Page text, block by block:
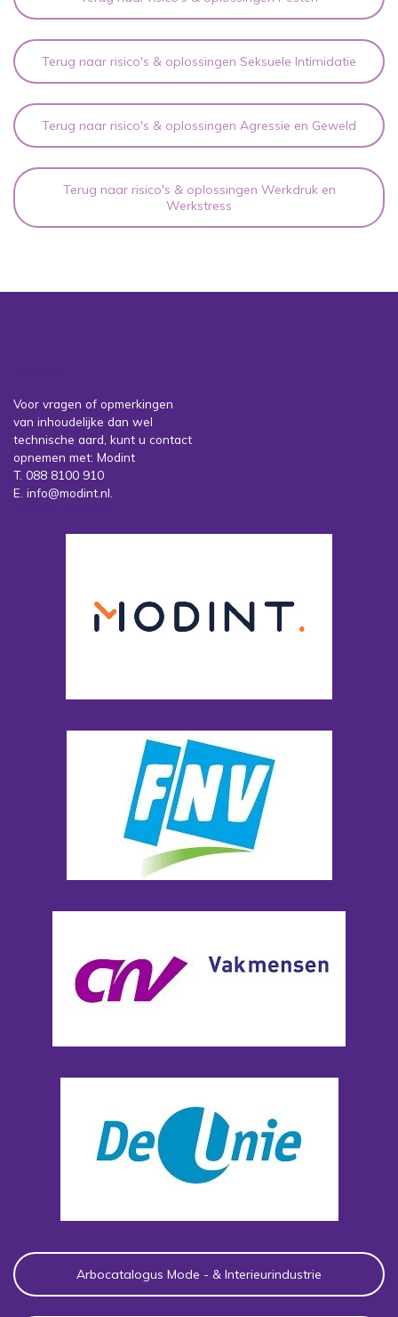
Terug naar risico's & oplossingen Seksuele Intimidatie
Terug naar risico's & oplossingen Agressie en Geweld
Terug naar risico's & oplossingen Werkdruk en
Werkstress
Voor vragen of opmerkingen
van inhoudelijke dan wel
technische aard, kunt u contact
opnemen met: Modint
T. 088 8100 910
E. info@modint.nl.
Arbocatalogus Mode - & Interieurindustrie